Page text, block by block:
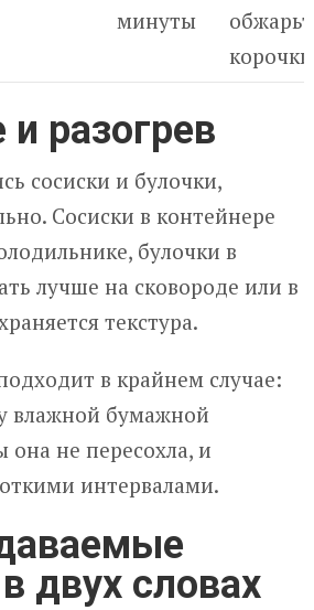
минуты
корочки
разогрев
сосиски и булочки,
Сосиски в контейнере
булочки в
лучше на сковороде или в
текстура.
в крайнем случае:
влажной бумажной
она не пересохла, и
интервалами.
двух словах